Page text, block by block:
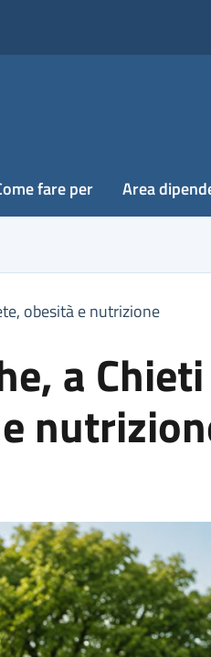
fare per Area
obesità e nutrizione
a